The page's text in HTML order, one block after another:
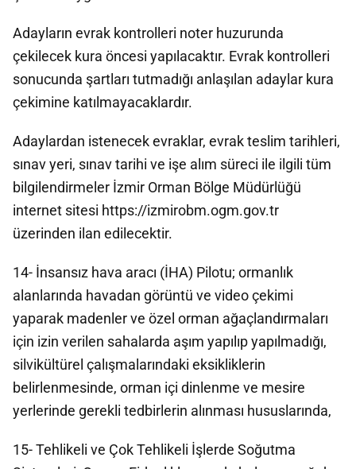
Adayların evrak kontrolleri noter huzurunda
çekilecek kura öncesi yapılacaktır. Evrak kontrolleri
sonucunda şartları tutmadığı anlaşılan adaylar kura
çekimine katılmayacaklardır.
Adaylardan istenecek evraklar, evrak teslim tarihleri,
sınav yeri, sınav tarihi ve işe alım süreci ile ilgili tüm
bilgilendirmeler İzmir Orman Bölge Müdürlüğü
internet sitesi https://izmirobm.ogm.gov.tr
üzerinden ilan edilecektir.
14- İnsansız hava aracı (İHA) Pilotu; ormanlık
alanlarında havadan görüntü ve video çekimi
yaparak madenler ve özel orman ağaçlandırmaları
için izin verilen sahalarda aşım yapılıp yapılmadığı,
silvikültürel çalışmalarındaki eksikliklerin
belirlenmesinde, orman içi dinlenme ve mesire
yerlerinde gerekli tedbirlerin alınması hususlarında,
15- Tehlikeli ve Çok Tehlikeli İşlerde Soğutma